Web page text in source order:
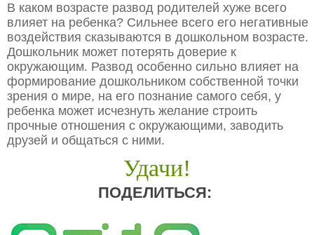
В каком возрасте развод родителей хуже всего
влияет на ребенка? Сильнее всего его негативные
воздействия сказываются в дошкольном возрасте.
Дошкольник может потерять доверие к
окружающим. Развод особенно сильно влияет на
формирование дошкольником собственной точки
зрения о мире, на его познание самого себя, у
ребенка может исчезнуть желание строить
прочные отношения с окружающими, заводить
друзей и общаться с ними.
Удачи!
ПОДЕЛИТЬСЯ: